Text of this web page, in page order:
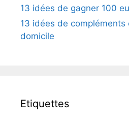
13 idées de gagner 100
13 idées de compléments
domicile
Etiquettes